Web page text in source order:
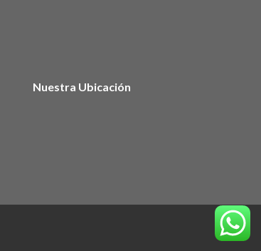
Nuestra Ubicación